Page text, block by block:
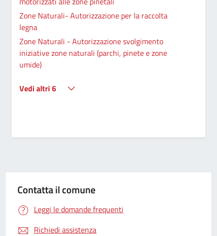
Zone Naturali- Autorizzazione per la raccolta
legna
Zone Naturali - Autorizzazione svolgimento
iniziative zone naturali (parchi, pinete e zone
umide)
Vedi altri 6
Contatta il comune
Leggi le domande frequenti
Richiedi assistenza